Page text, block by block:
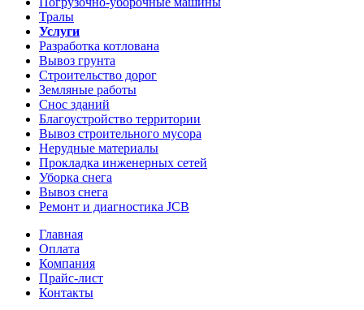
Тралы
Услуги
Разработка котлована
Вывоз грунта
Строительство дорог
Земляные работы
Снос зданий
Благоустройство территории
Вывоз строительного мусора
Нерудные материалы
Прокладка инженерных сетей
Уборка снега
Вывоз снега
Ремонт и диагностика JCB
Главная
Оплата
Компания
Прайс-лист
Контакты